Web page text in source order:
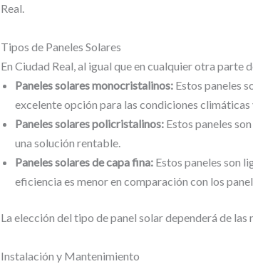
Real.
Tipos de Paneles Solares
En Ciudad Real, al igual que en cualquier otra
Paneles solares monocristalinos:Estos paneles
excelente opción para las condiciones climáticas
Paneles solares policristalinos:Estos paneles
una solución rentable.
Paneles solares de capa fina:Estos paneles son
eficiencia es menor en comparación con los
La elección del tipo de panel solar dependerá de
Instalación y Mantenimiento